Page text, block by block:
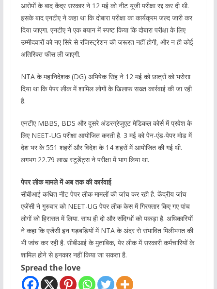
आरोपों के बाद केंद्र सरकार ने 12 मई को नीट यूजी परीक्षा रद्द कर दी थी.
इसके बाद एनटीए ने कहा था कि दोबारा परीक्षा का कार्यक्रम जल्द जारी कर
दिया जाएगा. एनटीए ने एक बयान में स्पष्ट किया कि दोबारा परीक्षा के लिए
उम्मीदवारों को नए सिरे से रजिस्ट्रेशन की जरूरत नहीं होगी, और न ही कोई
अतिरिक्त फीस ली जाएगी.
NTA के महानिदेशक (DG) अभिषेक सिंह ने 12 मई को छात्रों को भरोसा
दिया था कि पेपर लीक में शामिल लोगों के खिलाफ सख्त कार्रवाई की जा रही
है.
एनटीए MBBS, BDS और दूसरे अंडरग्रेजुएट मेडिकल कोर्स में प्रवेश के
लिए NEET-UG परीक्षा आयोजित करती है. 3 मई को पेन-एंड-पेपर मोड में
देश भर के 551 शहरों और विदेश के 14 शहरों में आयोजित की गई थी.
लगभग 22.79 लाख स्टूडेंट्स ने परीक्षा में भाग लिया था.
पेपर लीक मामले में अब तक की कार्रवाई
सीबीआई कथित नीट पेपर लीक मामलों की जांच कर रही है. केंद्रीय जांच
एजेंसी ने गुरुवार को NEET-UG पेपर लीक केस में गिरफ्तार किए गए पांच
लोगों को हिरासत में लिया. साथ ही दो और संदिग्धों को पकड़ा है. अधिकारियों
ने कहा कि एजेंसी इन गड़बड़ियों में NTA के अंदर से संभावित मिलीभगत की
भी जांच कर रही है. सीबीआई के मुताबिक, पेर लीक में सरकारी कर्मचारियों के
शामिल होने से इनकार नहीं किया जा सकता है.
Spread the love